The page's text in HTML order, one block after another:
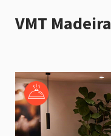
VMT Madeira